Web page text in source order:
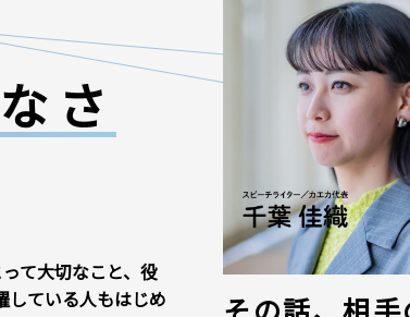
さ
て大切なこと、役
している人もはじめ